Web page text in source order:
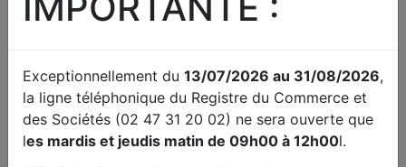
PARTAGER
Exceptionnellement du 13/07/2026 au 31/08/2026,
la ligne téléphonique du Registre du Commerce et
des Sociétés (02 47 31 20 02) ne sera ouverte que
les mardis et jeudis matin de 09h00 à 12h00l.